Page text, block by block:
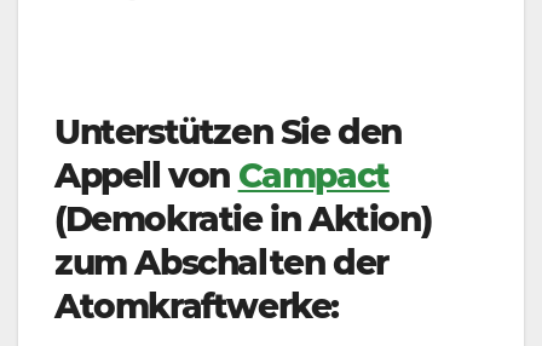
Unterstützen Sie den
Appell von Campact
(Demokratie in Aktion)
zum Abschalten der
Atomkraftwerke: